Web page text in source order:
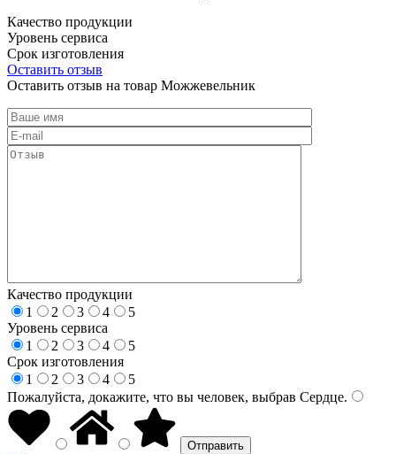
Качество продукции
Уровень сервиса
Срок изготовления
Оставить отзыв
Оставить отзыв на товар Можжевельник
Качество продукции
1
2 3 4
5
Уровень сервиса
1
2 3 4
5
Срок изготовления
1
2 3 4
5
Пожалуйста, докажите, что вы человек, выбрав Сердце.